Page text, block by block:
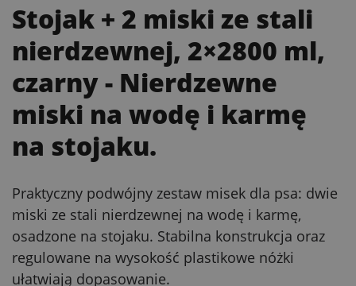
Stojak + 2 miski ze stali
nierdzewnej, 2×2800 ml,
czarny- Nierdzewne
miski na wodę i karmę
na stojaku.
Praktyczny podwójny zestaw misek dla psa: dwie
miski ze stali nierdzewnej na wodę i karmę,
osadzone na stojaku. Stabilna konstrukcja oraz
regulowane na wysokość plastikowe nóżki
ułatwiają dopasowanie.